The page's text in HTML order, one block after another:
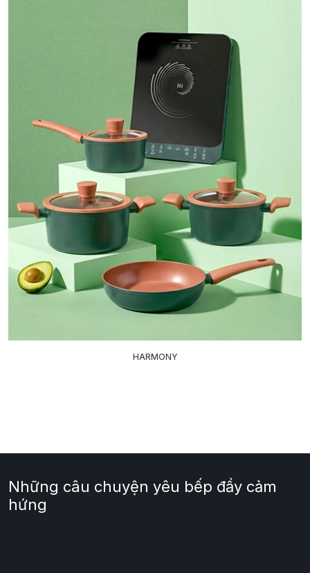
HARMONY
Những câu chuyện yêu bếp đầy cảm
hứng